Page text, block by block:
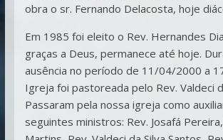
obra o sr. Fernando Delacosta, hoje
Em 1985 foi eleito o Rev. Hernandes
graças a Deus, permanece até hoje.
ausência no período de 11/04/2000 a
Igreja foi pastoreada pelo Rev. Valdeci
Passaram pela nossa igreja como
seguintes ministros: Rev. Josafá